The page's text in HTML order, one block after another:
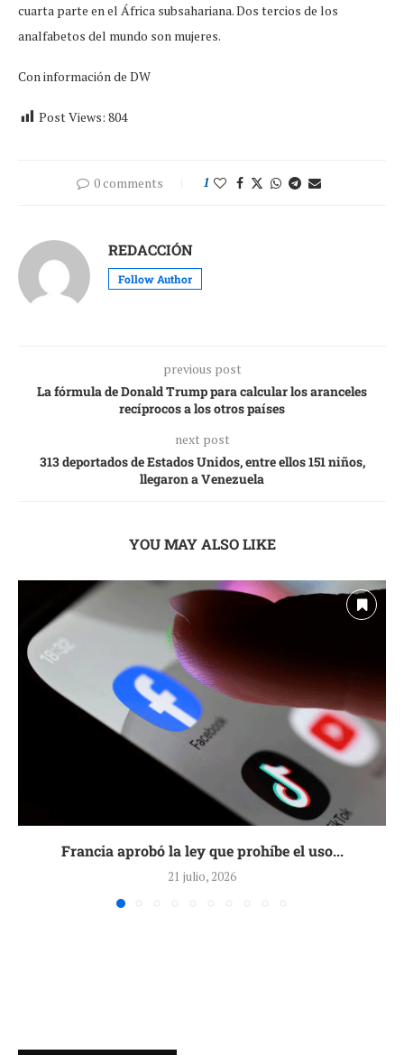
cuarta parte en el África subsahariana. Dos tercios de los
analfabetos del mundo son mujeres.
Con información de DW
Post Views: 804
0 comments 1
REDACCIÓN
Follow Author
previous post
La fórmula de Donald Trump para calcular los aranceles
recíprocos a los otros países
next post
313 deportados de Estados Unidos, entre ellos 151 niños,
llegaron a Venezuela
YOU MAY ALSO LIKE
Francia aprobó la ley que prohíbe el uso...
21 julio, 2026